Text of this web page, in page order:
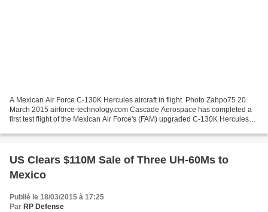
A Mexican Air Force C-130K Hercules aircraft in flight. Photo Zahpo75 20
March 2015 airforce-technology.com Cascade Aerospace has completed a
first test flight of the Mexican Air Force's (FAM) upgraded C-130K Hercules
US Clears $110M Sale of Three UH-60Ms to
Mexico
Publié le 18/03/2015 à 17:25
Par RP Defense